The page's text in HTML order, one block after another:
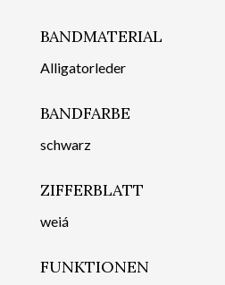
BANDMATERIAL
Alligatorleder
BANDFARBE
schwarz
ZIFFERBLATT
weiá
FUNKTIONEN